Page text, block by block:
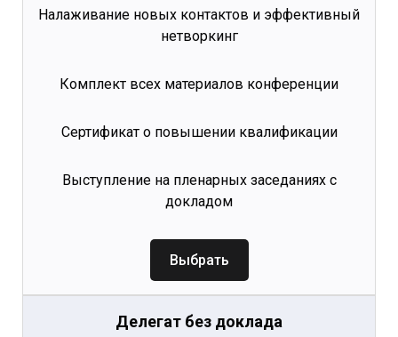
Налаживание новых контактов и эффективный
нетворкинг
Комплект всех материалов конференции
Сертификат о повышении квалификации
Выступление на пленарных заседаниях с
докладом
Выбрать
Делегат без доклада